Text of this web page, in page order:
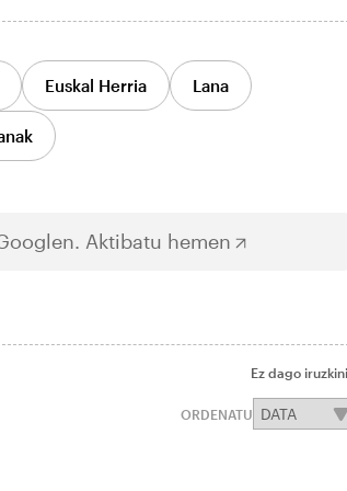
Euskal Herria Lana
Aktibatu hemen
Ez dago
ORDENATU